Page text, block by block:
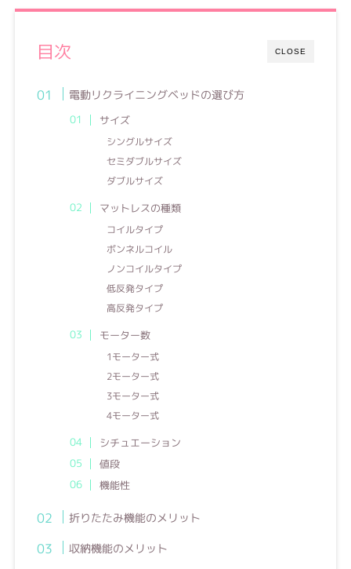
CLOSE
目次
電動リクライニングベッドの選び方
サイズ
シングルサイズ
セミダブルサイズ
ダブルサイズ
マットレスの種類
コイルタイプ
ボンネルコイル
ノンコイルタイプ
低反発タイプ
高反発タイプ
モーター数
1モーター式
2モーター式
3モーター式
4モーター式
シチュエーション
値段
機能性
折りたたみ機能のメリット
収納機能のメリット